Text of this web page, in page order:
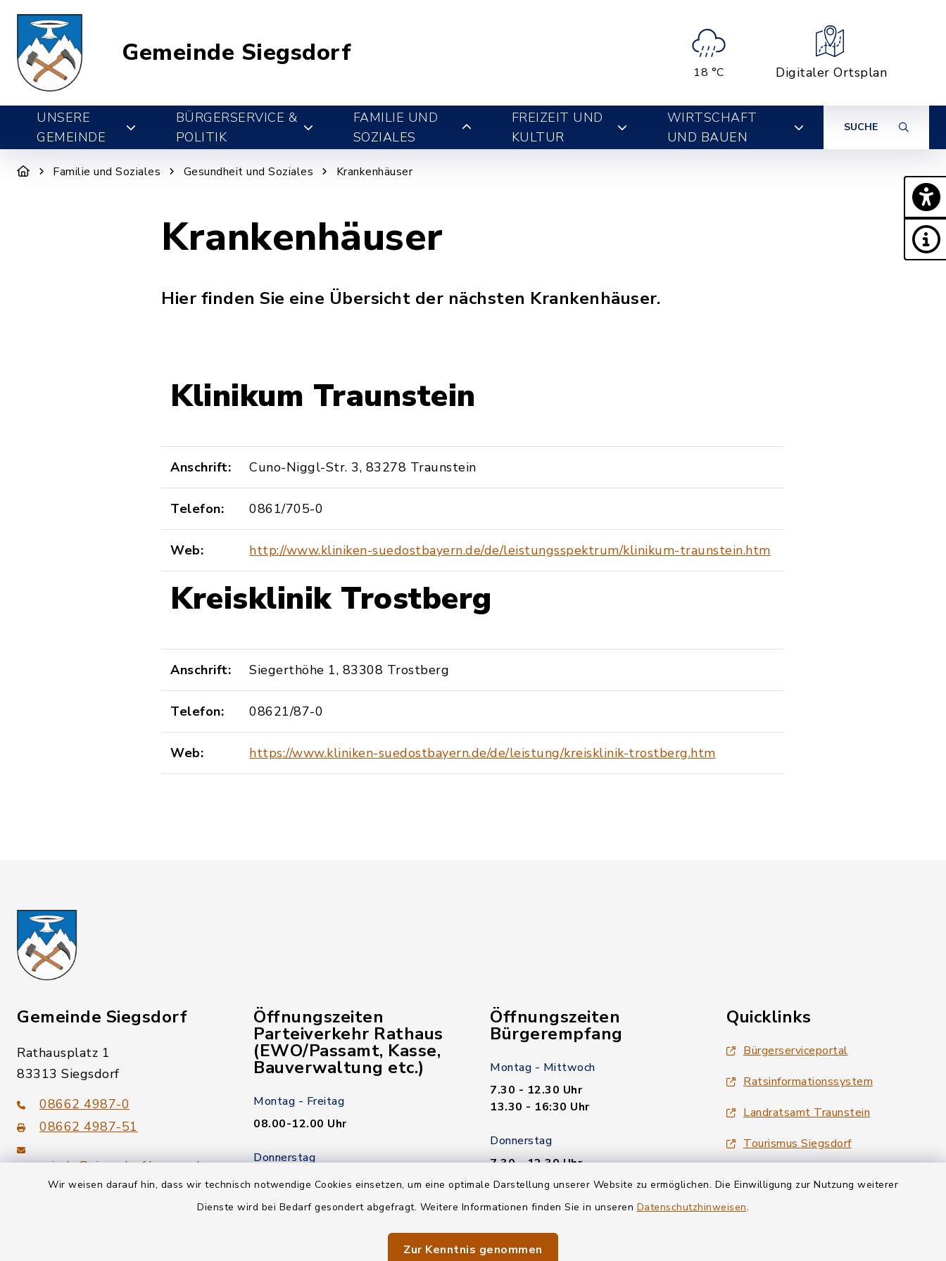
Wir weisen darauf hin, dass wir technisch notwendige Cookies einsetzen, um eine optimale Darstellung unserer Website zu ermöglichen. Die Einwilligung zur Nutzung weiterer
Dienste wird bei Bedarf gesondert abgefragt. Weitere Informationen finden Sie in unseren Datenschutzhinweisen.
Zur Kenntnis genommen
Gemeinde Siegsdorf
18 °C Digitaler Ortsplan
UNSERE
GEMEINDE
BÜRGERSERVICE &
POLITIK
FAMILIE UND
SOZIALES
FREIZEIT UND
KULTUR
WIRTSCHAFT
UND BAUEN
SUCHE
Familie und Soziales Gesundheit und Soziales Krankenhäuser
Krankenhäuser
Hier finden Sie eine Übersicht der nächsten Krankenhäuser.
Klinikum Traunstein
Anschrift: Cuno-Niggl-Str. 3, 83278 Traunstein
Telefon: 0861/705-0
Web: http://www.kliniken-suedostbayern.de/de/leistungsspektrum/klinikum-traunstein.htm
Kreisklinik Trostberg
Anschrift: Siegerthöhe 1, 83308 Trostberg
Telefon: 08621/87-0
Web: https://www.kliniken-suedostbayern.de/de/leistung/kreisklinik-trostberg.htm
Gemeinde Siegsdorf
Rathausplatz 1
83313 Siegsdorf
08662 4987-0
08662 4987-51
gemeinde@siegsdorf.bayern.de
Öffnungszeiten
Parteiverkehr Rathaus
(EWO/Passamt, Kasse,
Bauverwaltung etc.)
Montag - Freitag
08.00-12.00 Uhr
Donnerstag
14.00-18.00 Uhr
Kein Termin nötig!
Öffnungszeiten
Bürgerempfang
Montag - Mittwoch
7.30 - 12.30 Uhr
13.30 - 16:30 Uhr
Donnerstag
7.30 - 12.30 Uhr
13.30 - 18.00 Uhr
Freitag
7.30 - 12.30 Uhr
Quicklinks
Bürgerserviceportal
Ratsinformationssystem
Landratsamt Traunstein
Tourismus Siegsdorf